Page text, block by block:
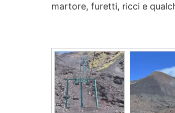
martore, furetti, ricci e